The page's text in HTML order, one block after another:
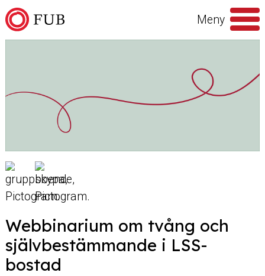
Hoppa till innehåll
Meny
Webbinarium om tvång och
självbestämmande i LSS-
bostad